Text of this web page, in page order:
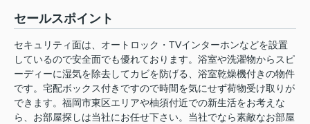
セールスポイント
セキュリティ面は、オートロック・TVインターホンなどを設置
しているので安全面でも優れております。浴室や洗濯物からスピ
ーディーに湿気を除去してカビを防げる、浴室乾燥機付きの物件
です。宅配ボックス付きですので時間を気にせず荷物受け取りが
できます。福岡市東区エリアや柚須付近での新生活をお考えな
ら、お部屋探しは当社にお任せ下さい。当社でなら素敵なお部屋